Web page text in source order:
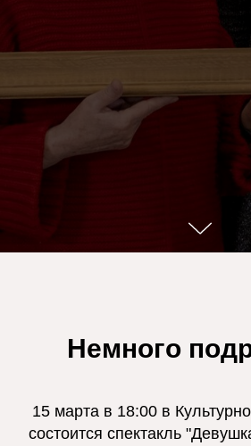
Немного
15 марта в 18:00 в
состоится спектакль